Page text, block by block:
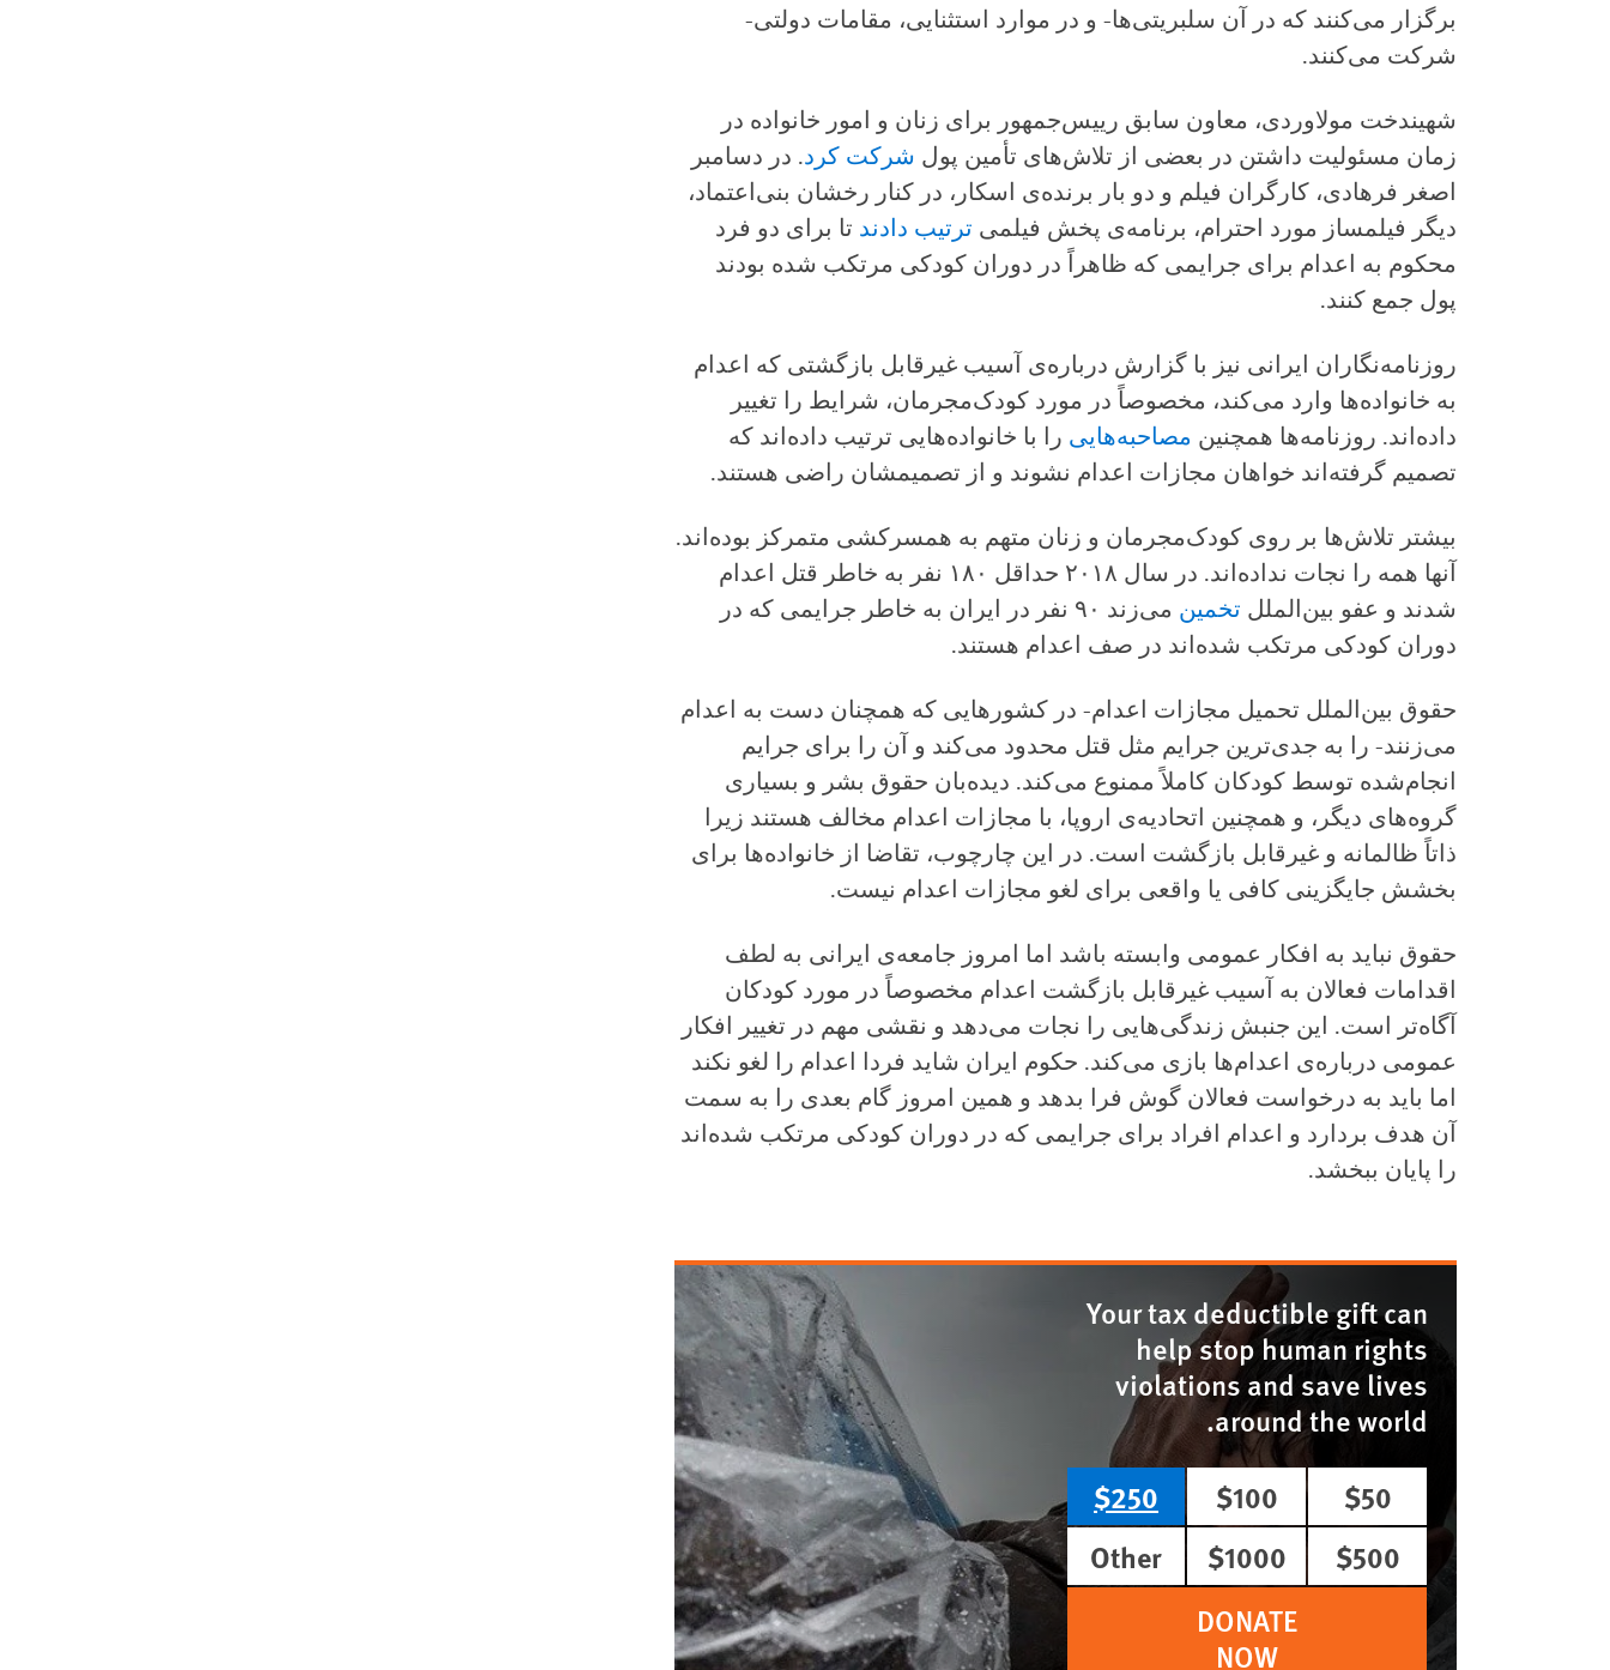
برگزار می‌کنند که در آن سلبریتی‌ها- و در موارد استثنایی، مقامات دولتی-
شرکت می‌کنند.
شهیندخت مولاوردی، معاون سابق رییس‌جمهور برای زنان و امور خانواده در
زمان مسئولیت داشتن در بعضی از تلاش‌های تأمین پول شرکت کرد. در دسامبر
اصغر فرهادی، کارگران فیلم و دو بار برنده‌ی اسکار، در کنار رخشان بنی‌اعتماد،
دیگر فیلمساز مورد احترام، برنامه‌ی پخش فیلمی ترتیب دادند تا برای دو فرد
محکوم به اعدام برای جرایمی که ظاهراً در دوران کودکی مرتکب شده بودند
پول جمع کنند.
روزنامه‌نگاران ایرانی نیز با گزارش درباره‌ی آسیب غیرقابل بازگشتی که اعدام
به خانواده‌ها وارد می‌کند، مخصوصاً در مورد کودک‌مجرمان، شرایط را تغییر
داده‌اند. روزنامه‌ها همچنین مصاحبه‌هایی را با خانواده‌هایی ترتیب داده‌اند که
تصمیم گرفته‌اند خواهان مجازات اعدام نشوند و از تصمیمشان راضی هستند.
بیشتر تلاش‌ها بر روی کودک‌مجرمان و زنان متهم به همسرکشی متمرکز بوده‌اند.
آنها همه را نجات نداده‌اند. در سال ۲۰۱۸ حداقل ۱۸۰ نفر به خاطر قتل اعدام
شدند و عفو بین‌الملل تخمین
می‌زند ۹۰ نفر در ایران به خاطر جرایمی که در
دوران کودکی مرتکب شده‌اند در صف اعدام هستند.
حقوق بین‌الملل تحمیل مجازات اعدام- در کشورهایی که همچنان دست به اعدام
می‌زنند- را به جدی‌ترین جرایم مثل قتل محدود می‌کند و آن را برای جرایم
انجام‌شده توسط کودکان کاملاً ممنوع می‌کند. دیده‌بان حقوق بشر و بسیاری
گروه‌های دیگر، و همچنین اتحادیه‌ی اروپا، با مجازات اعدام مخالف هستند زیرا
ذاتاً ظالمانه و غیرقابل بازگشت است. در این چارچوب، تقاضا از خانواده‌ها برای
بخشش جایگزینی کافی یا واقعی برای لغو مجازات اعدام نیست.
حقوق نباید به افکار عمومی وابسته باشد اما امروز جامعه‌ی ایرانی به لطف
اقدامات فعالان به آسیب غیرقابل بازگشت اعدام مخصوصاً در مورد کودکان
آگاه‌تر است. این جنبش زندگی‌هایی را نجات می‌دهد و نقشی مهم در تغییر افکار
عمومی درباره‌ی اعدام‌ها بازی می‌کند. حکوم ایران شاید فردا اعدام را لغو نکند
اما باید به درخواست فعالان گوش فرا بدهد و همین امروز گام بعدی را به سمت
آن هدف بردارد و اعدام افراد برای جرایمی که در دوران کودکی مرتکب شده‌اند
را پایان ببخشد.
Your tax deductible gift can
help stop human rights
violations and save lives
around the world.
$50
$100
$250
$500
$1000
Other
DONATE
NOW